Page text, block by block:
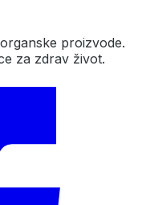
proizvode.
za zdrav život.